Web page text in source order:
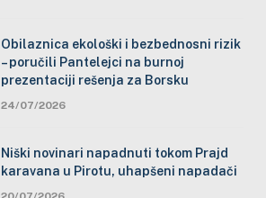
Obilaznica ekološki i bezbednosni rizik
– poručili Pantelejci na burnoj
prezentaciji rešenja za Borsku
24/07/2026
Niški novinari napadnuti tokom Prajd
karavana u Pirotu, uhapšeni napadači